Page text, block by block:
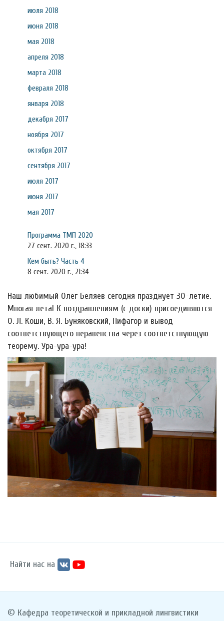
июля 2018
июня 2018
мая 2018
апреля 2018
марта 2018
февраля 2018
января 2018
декабря 2017
ноября 2017
октября 2017
сентября 2017
июля 2017
июня 2017
мая 2017
Программа ТМП 2020
27 сент. 2020 г., 18:33
Кем быть? Часть 4
8 сент. 2020 г., 21:34
Наш любимый Олег Беляев сегодня празднует 30-летие.
Многая лета! К поздравлениям (с доски) присоединяются
О. Л. Коши, В. Я. Буняковский, Пифагор и вывод
соответствующего неравенства через соответствующую
теорему. Ура-ура-ура!
Найти нас на
© Кафедра теоретической и прикладной лингвистики